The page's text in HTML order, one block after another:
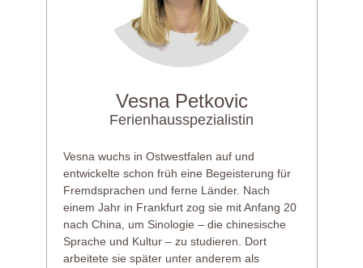
Vesna Petkovic
Ferienhausspezialistin
Vesna wuchs in Ostwestfalen auf und
entwickelte schon früh eine Begeisterung für
Fremdsprachen und ferne Länder. Nach
einem Jahr in Frankfurt zog sie mit Anfang 20
nach China, um Sinologie – die chinesische
Sprache und Kultur – zu studieren. Dort
arbeitete sie später unter anderem als